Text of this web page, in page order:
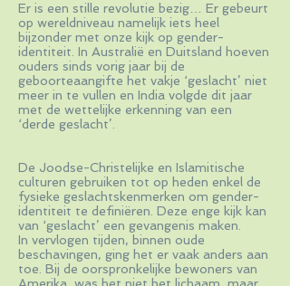
Er is een stille revolutie bezig… Er gebeurt
op wereldniveau namelijk iets heel
bijzonder met onze kijk op gender-
identiteit. In Australië en Duitsland hoeven
ouders sinds vorig jaar bij de
geboorteaangifte het vakje ‘geslacht’ niet
meer in te vullen en India volgde dit jaar
met de wettelijke erkenning van een
‘derde geslacht’.
De Joodse-Christelijke en Islamitische
culturen gebruiken tot op heden enkel de
fysieke geslachtskenmerken om gender-
identiteit te definiëren. Deze enge kijk kan
van ‘geslacht’ een gevangenis maken.
In vervlogen tijden, binnen oude
beschavingen, ging het er vaak anders aan
toe. Bij de oorspronkelijke bewoners van